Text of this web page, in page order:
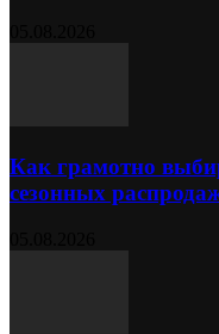
Как грамотно
сезонных